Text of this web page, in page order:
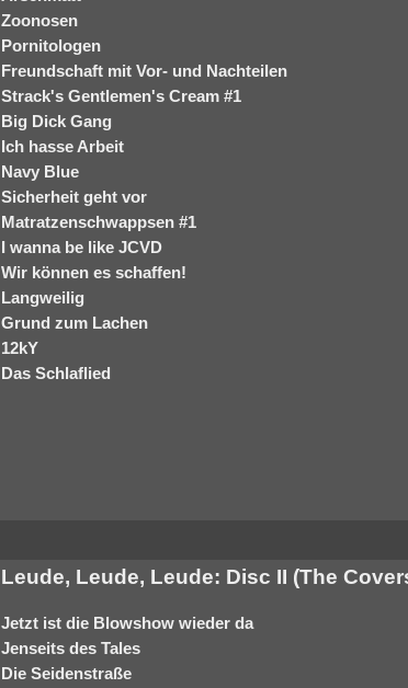
Zoonosen
Pornitologen
Freundschaft mit Vor- und Nachteilen
Strack's Gentlemen's Cream #1
Big Dick Gang
Ich hasse Arbeit
Navy Blue
Sicherheit geht vor
Matratzenschwappsen #1
I wanna be like JCVD
Wir können es schaffen!
Langweilig
Grund zum Lachen
12kY
Das Schlaflied
Leude, Leude, Leude: Disc II (The
Jetzt ist die Blowshow wieder da
Jenseits des Tales
Die Seidenstraße